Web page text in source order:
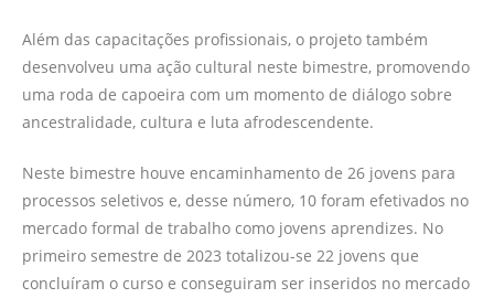
Além das capacitações profissionais, o projeto também
desenvolveu uma ação cultural neste bimestre, promovendo
uma roda de capoeira com um momento de diálogo sobre
ancestralidade, cultura e luta afrodescendente.
Neste bimestre houve encaminhamento de 26 jovens para
processos seletivos e, desse número, 10 foram efetivados no
mercado formal de trabalho como jovens aprendizes. No
primeiro semestre de 2023 totalizou-se 22 jovens que
concluíram o curso e conseguiram ser inseridos no mercado